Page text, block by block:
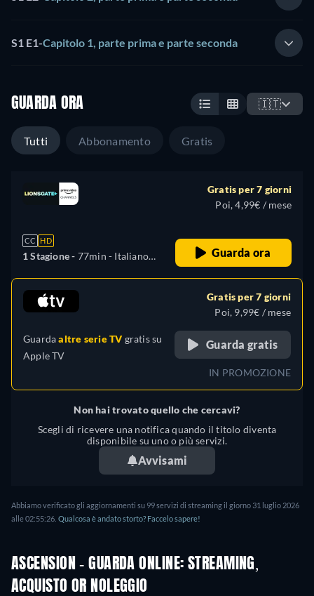
S1 E1-Capitolo 1, parte prima e parte seconda
GUARDA ORA 🇮🇹
Tutti Abbonamento Gratis
CC HD
1 Stagione - 77min - Italiano,
Francese
Gratis per 7 giorni
Poi, 4,99€ / mese
Guarda ora
Guardaaltre serie TVgratis su
Apple TV
Gratis per 7 giorni
Poi, 9,99€ / mese
Guarda gratis
IN PROMOZIONE
Non hai trovato quello che cercavi?
Scegli di ricevere una notifica quando il titolo diventa
disponibile su uno o più servizi.
Avvisami
Abbiamo verificato gli aggiornamenti su 99 servizi di streaming il giorno 31 luglio 2026
alle 02:55:26. Qualcosa è andato storto? Faccelo sapere!
ASCENSION - GUARDA ONLINE: STREAMING,
ACQUISTO OR NOLEGGIO